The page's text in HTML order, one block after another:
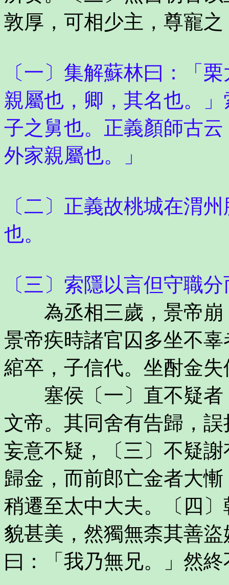
敦厚，可相少主，尊寵
〔一〕集解蘇林曰：「
親屬也，卿，其名也。
子之舅也。正義顏師古
外家親屬也。」
〔二〕正義故桃城在渭
也。
〔三〕索隱以言但守職
為丞相三歲，景帝崩
景帝疾時諸官囚多坐不
綰卒，子信代。坐酎金失
塞侯〔一〕直不疑者
文帝。其同舍有告歸，
妄意不疑，〔三〕不疑
歸金，而前郎亡金者大
稍遷至太中大夫。〔四
貌甚美，然獨無柰其善
曰：「我乃無兄。」然